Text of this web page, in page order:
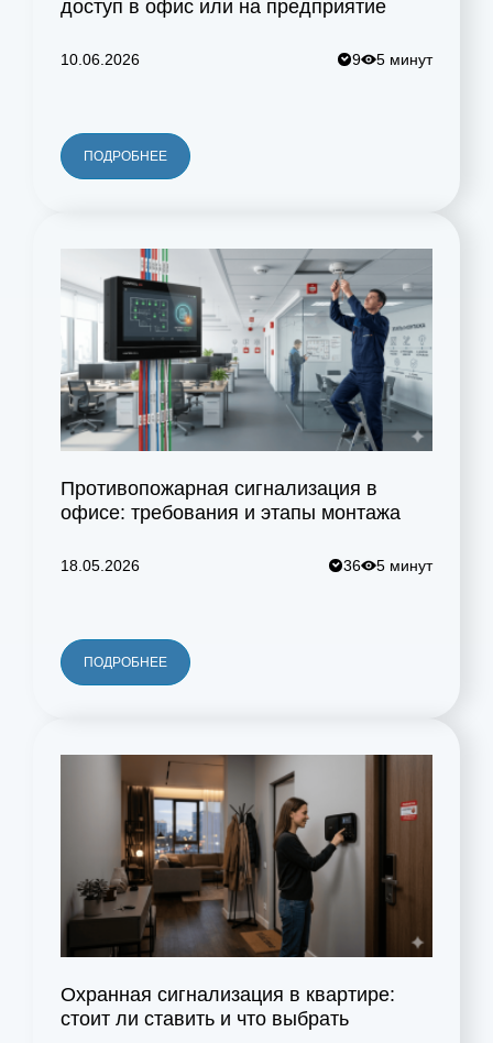
доступ в офис или на предприятие
10.06.2026 9 5 минут
ПОДРОБНЕЕ
Противопожарная сигнализация в
офисе: требования и этапы монтажа
18.05.2026 36 5 минут
ПОДРОБНЕЕ
Охранная сигнализация в квартире:
стоит ли ставить и что выбрать